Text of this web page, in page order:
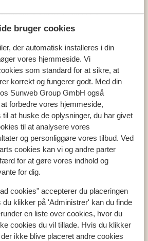
bruger cookies
der automatisk installeres i din
vores hjemmeside. Vi
som standard for at sikre, at
korrekt og fungerer godt. Med din
Sunweb Group GmbH også
forbedre vores hjemmeside,
at huske de oplysninger, du har givet
til at analysere vores
og personliggøre vores tilbud. Ved
cookies kan vi og andre parter
for at gøre vores indhold og
for dig.
cookies" accepterer du placeringen
klikker på 'Administrer' kan du finde
en liste over cookies, hvor du
cookies du vil tillade. Hvis du klikker
ikke blive placeret andre cookies
Korfu
Dassia
lande
Tyrkiet
Grækenland
Egypten
Cypern
regioner
Tyrkiets sydkyst
Kreta
Mallorca
Madeira